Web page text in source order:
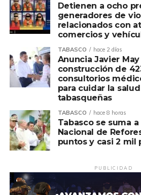
Detienen a ocho
generadores de
relacionados con
comercios y
TABASCO hace 2 días
Anuncia Javier
construcción de
consultorios
para cuidar la
tabasqueñas
TABASCO hace 8 horas
Tabasco se suma
Nacional de
puntos y casi 2 mil
PUBLICIDAD